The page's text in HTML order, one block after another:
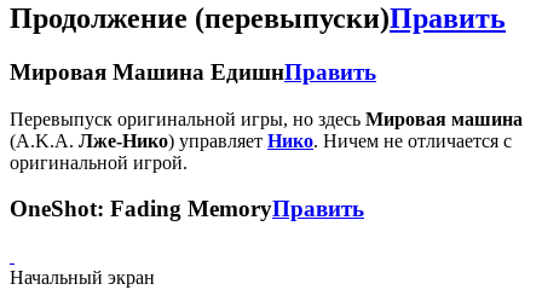
Продолжение (перевыпуски)Править
Мировая Машина ЕдишнПравить
Перевыпуск оригинальной игры, но здесь Мировая машина
(A.K.A. Лже-Нико) управляет Нико. Ничем не отличается с
оригинальной игрой.
OneShot: Fading MemoryПравить
Начальный экран